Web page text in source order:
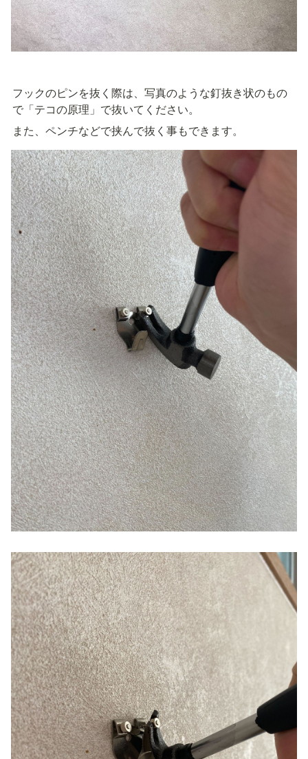
フックのピンを抜く際は、写真のような釘抜き状のもの
で「テコの原理」で抜いてください。
また、ペンチなどで挟んで抜く事もできます。